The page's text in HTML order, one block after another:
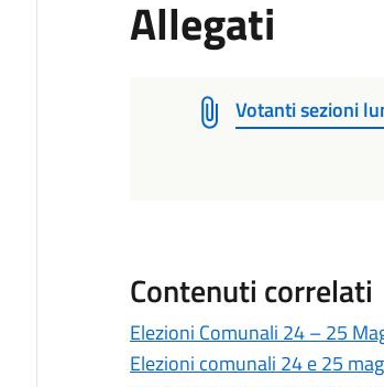
Allegati
Votanti sezioni
Contenuti correlati
Elezioni Comunali 24 – 25
Elezioni comunali 24 e 25